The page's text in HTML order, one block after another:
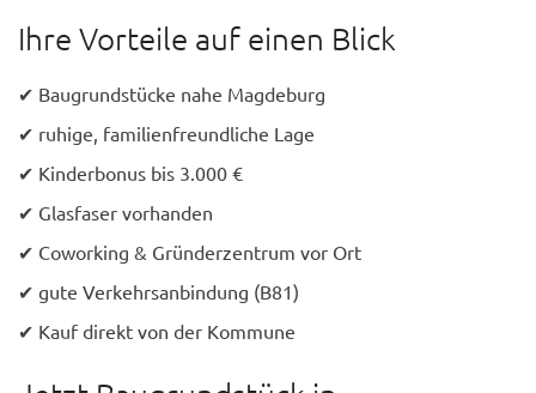
Ihre Vorteile auf einen Blick
✔ Baugrundstücke nahe Magdeburg
✔ ruhige, familienfreundliche Lage
✔ Kinderbonus bis 3.000 €
✔ Glasfaser vorhanden
✔ Coworking & Gründerzentrum vor Ort
✔ gute Verkehrsanbindung (B81)
✔ Kauf direkt von der Kommune